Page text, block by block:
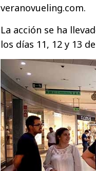
veranovueling.com.
La acción se ha
los días 11, 12 y 13